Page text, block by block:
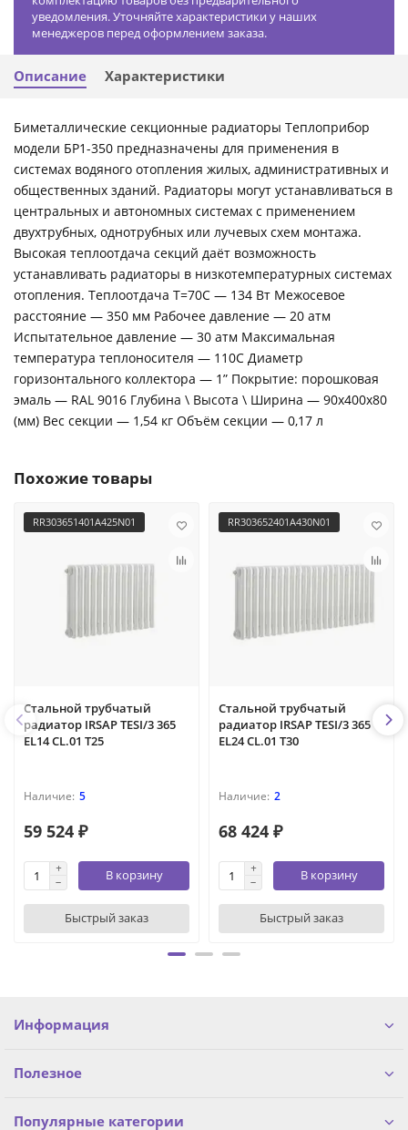
уведомления. Уточняйте характеристики у наших
менеджеров перед оформлением заказа.
Описание Характеристики
Биметаллические секционные радиаторы Теплоприбор
модели БР1-350 предназначены для применения в
системах водяного отопления жилых, административных и
общественных зданий. Радиаторы могут устанавливаться в
центральных и автономных системах с применением
двухтрубных, однотрубных или лучевых схем монтажа.
Высокая теплоотдача секций даёт возможность
устанавливать радиаторы в низкотемпературных системах
отопления. Теплоотдача Т=70С — 134 Вт Межосевое
расстояние — 350 мм Рабочее давление — 20 атм
Испытательное давление — 30 атм Максимальная
температура теплоносителя — 110С Диаметр
горизонтального коллектора — 1” Покрытие: порошковая
эмаль — RAL 9016 Глубина \ Высота \ Ширина — 90x400x80
(мм) Вес секции — 1,54 кг Объём секции — 0,17 л
Похожие товары
RR303651401A425N01
Стальной трубчатый
радиатор IRSAP TESI/3 365
EL14 CL.01 T25
5
59 524 ₽
В корзину
Быстрый заказ
RR303652401A430N01
Стальной трубчатый
радиатор IRSAP TESI/3 365
EL24 CL.01 T30
2
68 424 ₽
В корзину
Быстрый заказ
Информация
Полезное
Популярные категории